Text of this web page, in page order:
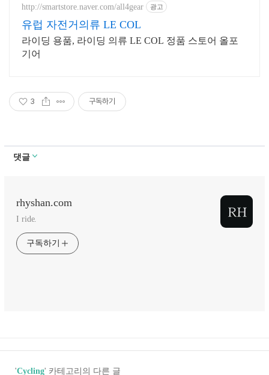
http://smartstore.naver.com/all4gear 광고
유럽 자전거의류 LE COL
라이딩 용품, 라이딩 의류 LE COL 정품 스토어 올포
기어
3 구독하기
댓글
rhyshan.com
I ride.
구독하기
'Cycling' 카테고리의 다른 글